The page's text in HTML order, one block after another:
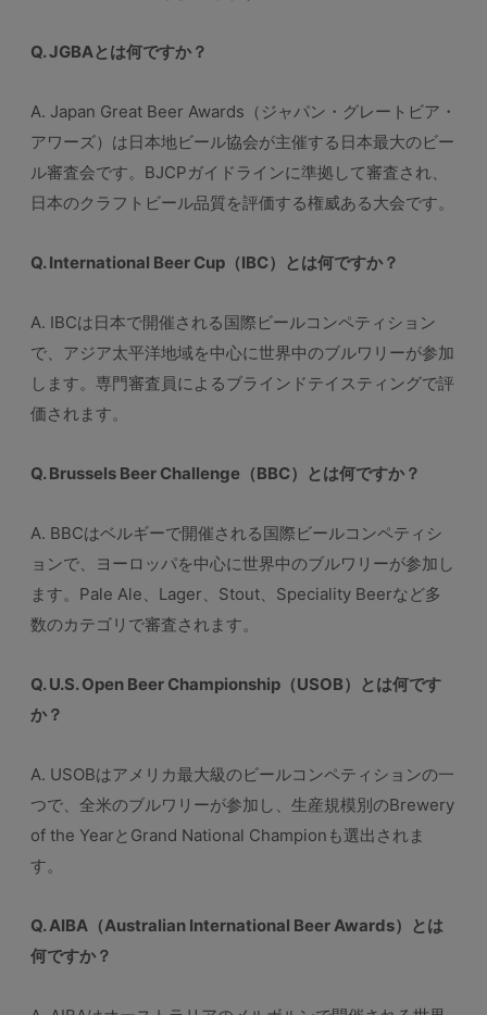
Q. JGBAとは何ですか？
A. Japan Great Beer Awards（ジャパン・グレートビア・
アワーズ）は日本地ビール協会が主催する日本最大のビー
ル審査会です。BJCPガイドラインに準拠して審査され、
日本のクラフトビール品質を評価する権威ある大会です。
Q. International Beer Cup（IBC）とは何ですか？
A. IBCは日本で開催される国際ビールコンペティション
で、アジア太平洋地域を中心に世界中のブルワリーが参加
します。専門審査員によるブラインドテイスティングで評
価されます。
Q. Brussels Beer Challenge（BBC）とは何ですか？
A. BBCはベルギーで開催される国際ビールコンペティシ
ョンで、ヨーロッパを中心に世界中のブルワリーが参加し
ます。Pale Ale、Lager、Stout、Speciality Beerなど多
数のカテゴリで審査されます。
Q. U.S. Open Beer Championship（USOB）とは何です
か？
A. USOBはアメリカ最大級のビールコンペティションの一
つで、全米のブルワリーが参加し、生産規模別のBrewery
of the YearとGrand National Championも選出されま
す。
Q. AIBA（Australian International Beer Awards）とは
何ですか？